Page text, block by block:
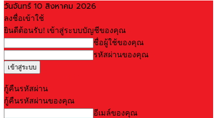
วันจันทร์ 10 สิงหาคม 2026
ลงชื่อเข้าใช้
ยินดีต้อนรับ! เข้าสู่ระบบบัญชีของคุณ
ชื่อผู้ใช้ของคุณ
รหัสผ่านของคุณ
กู้คืนรหัสผ่าน
กู้คืนรหัสผ่านของคุณ
อีเมล์ของคุณ